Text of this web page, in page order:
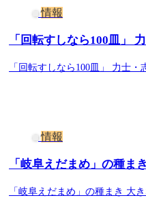
情報
「回転すしなら100皿」
「回転すしなら100皿」 力士
情報
「岐阜えだまめ」の種ま
「岐阜えだまめ」の種まき 大